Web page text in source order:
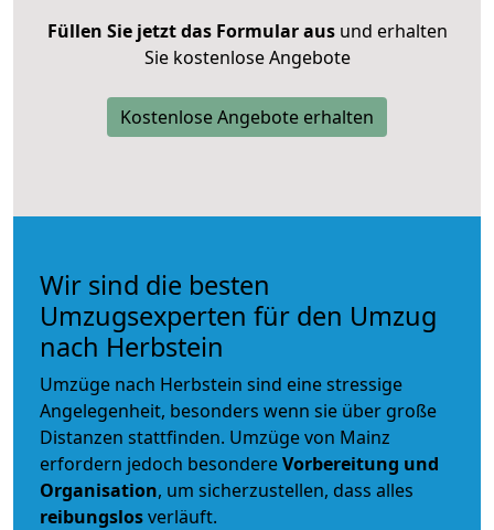
Füllen Sie jetzt das Formular ausund erhalten
Sie kostenlose Angebote
Kostenlose Angebote erhalten
Wir sind die besten
Umzugsexperten für den Umzug
nach Herbstein
Umzüge nach Herbstein sind eine stressige
Angelegenheit, besonders wenn sie über große
Distanzen stattfinden. Umzüge von Mainz
erfordern jedoch besondereVorbereitung und
Organisation, um sicherzustellen, dass alles
reibungslosverläuft.